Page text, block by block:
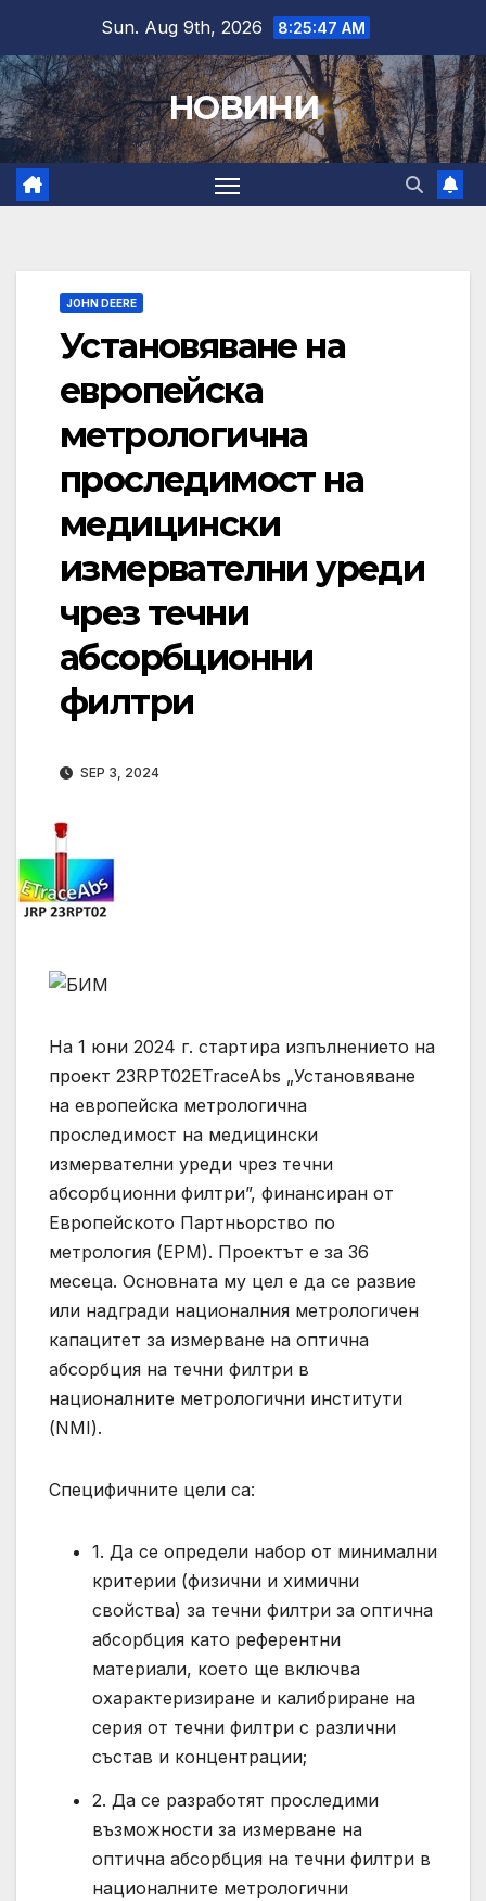
content
Sun. Aug 9th, 2026 8:25:48 AM
НОВИНИ
JOHN DEERE
Установяване на
европейска
метрологична
проследимост на
медицински
измервателни уреди
чрез течни
абсорбционни
филтри
SEP 3, 2024
На 1 юни 2024 г. стартира изпълнението на
проект 23RPT02ETraceAbs „Установяване
на европейска метрологична
проследимост на медицински
измервателни уреди чрез течни
абсорбционни филтри”, финансиран от
Европейското Партньорство по
метрология (ЕРМ). Проектът е за 36
месеца. Основната му цел е да се развие
или надгради националния метрологичен
капацитет за измерване на оптична
абсорбция на течни филтри в
националните метрологични институти
(NMI).
Специфичните цели са:
1. Да се определи набор от минимални
критерии (физични и химични
свойства) за течни филтри за оптична
абсорбция като референтни
материали, което ще включва
охарактеризиране и калибриране на
серия от течни филтри с различни
състав и концентрации;
2. Да се разработят проследими
възможности за измерване на
оптична абсорбция на течни филтри в
националните метрологични